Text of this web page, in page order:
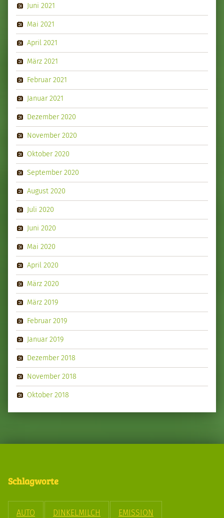
Juni 2021
Mai 2021
April 2021
März 2021
Februar 2021
Januar 2021
Dezember 2020
November 2020
Oktober 2020
September 2020
August 2020
Juli 2020
Juni 2020
Mai 2020
April 2020
März 2020
März 2019
Februar 2019
Januar 2019
Dezember 2018
November 2018
Oktober 2018
Schlagworte
AUTO DINKELMILCH EMISSION